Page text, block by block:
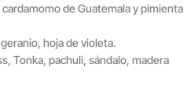
de Guatemala y pimienta
hoja de violeta.
Tonka, pachuli, sándalo, madera